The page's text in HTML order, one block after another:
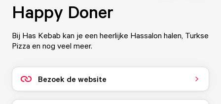
Happy Doner
Bij Has Kebab kan je een heerlijke Hassalon halen, Turkse
Pizza en nog veel meer.
Bezoek de website